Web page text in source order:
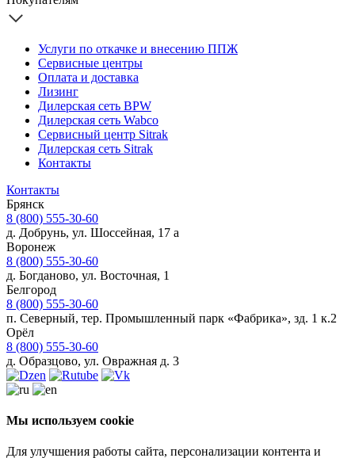
Услуги по откачке и внесению ППЖ
Сервисные центры
Оплата и доставка
Лизинг
Дилерская сеть BPW
Дилерская сеть Wabco
Сервисный центр Sitrak
Дилерская сеть Sitrak
Контакты
Контакты
Брянск
8 (800) 555-30-60
д. Добрунь, ул. Шоссейная, 17 а
Воронеж
8 (800) 555-30-60
д. Богданово, ул. Восточная, 1
Белгород
8 (800) 555-30-60
п. Северный, тер. Промышленный парк «Фабрика», зд. 1 к.2
Орёл
8 (800) 555-30-60
д. Образцово, ул. Овражная д. 3
Мы используем cookie
Для улучшения работы сайта, персонализации контента и